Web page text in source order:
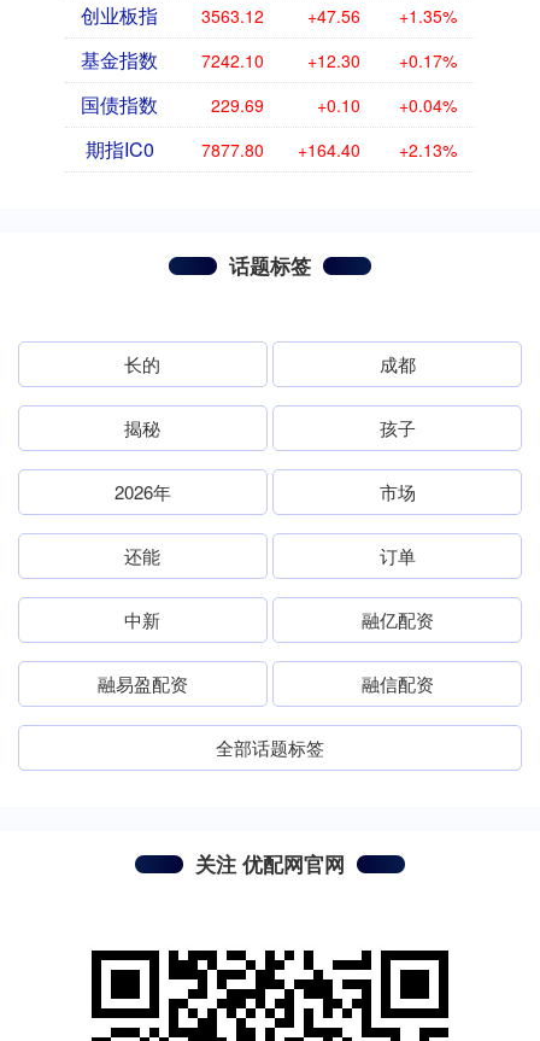
创业板指 3563.12 +47.56 +1.35%
基金指数 7242.10 +12.30 +0.17%
国债指数 229.69 +0.10 +0.04%
期指IC0 7877.80 +164.40 +2.13%
话题标签
长的 成都
揭秘 孩子
2026年 市场
还能 订单
中新 融亿配资
融易盈配资 融信配资
全部话题标签
关注 优配网官网